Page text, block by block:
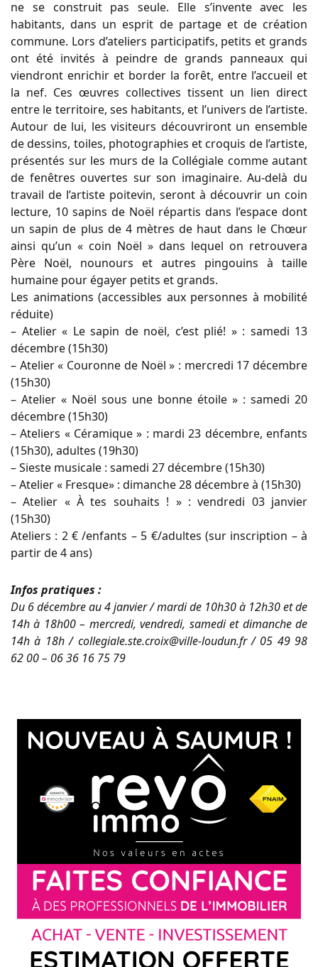
ne se construit pas seule. Elle s’invente avec les
habitants, dans un esprit de partage et de création
commune. Lors d’ateliers participatifs, petits et grands
ont été invités à peindre de grands panneaux qui
viendront enrichir et border la forêt, entre l’accueil et
la nef. Ces œuvres collectives tissent un lien direct
entre le territoire, ses habitants, et l’univers de l’artiste.
Autour de lui, les visiteurs découvriront un ensemble
de dessins, toiles, photographies et croquis de l’artiste,
présentés sur les murs de la Collégiale comme autant
de fenêtres ouvertes sur son imaginaire. Au-delà du
travail de l’artiste poitevin, seront à découvrir un coin
lecture, 10 sapins de Noël répartis dans l’espace dont
un sapin de plus de 4 mètres de haut dans le Chœur
ainsi qu’un « coin Noël » dans lequel on retrouvera
Père Noël, nounours et autres pingouins à taille
humaine pour égayer petits et grands.
Les animations (accessibles aux personnes à mobilité
réduite)
– Atelier « Le sapin de noël, c’est plié! » : samedi 13
décembre (15h30)
– Atelier « Couronne de Noël » : mercredi 17 décembre
(15h30)
– Atelier « Noël sous une bonne étoile » : samedi 20
décembre (15h30)
– Ateliers « Céramique » : mardi 23 décembre, enfants
(15h30), adultes (19h30)
– Sieste musicale : samedi 27 décembre (15h30)
– Atelier « Fresque» : dimanche 28 décembre à (15h30)
– Atelier « À tes souhaits ! » : vendredi 03 janvier
(15h30)
Ateliers : 2 € /enfants – 5 €/adultes (sur inscription – à
partir de 4 ans)
Infos pratiques :
Du 6 décembre au 4 janvier / mardi de 10h30 à 12h30 et de
14h à 18h00 – mercredi, vendredi, samedi et dimanche de
14h à 18h / collegiale.ste.croix@ville-loudun.fr / 05 49 98
62 00 – 06 36 16 75 79